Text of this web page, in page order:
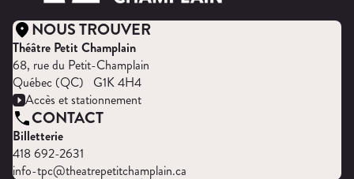
NOUS TROUVER
Théâtre Petit Champlain
68, rue du Petit-Champlain
Québec (QC) G1K 4H4
Accès et stationnement
CONTACT
Billetterie
418 692-2631
info-tpc@theatrepetitchamplain.ca